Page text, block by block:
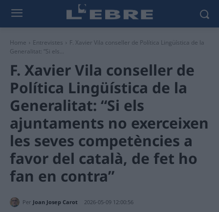
Home Entrevistes
F. Xavier Vila conseller de Política Lingüística de la
Generalitat: “Si els...
F. Xavier Vila conseller de
Política Lingüística de la
Generalitat: “Si els
ajuntaments no exerceixen
les seves competències a
favor del català, de fet ho
fan en contra”
Per Joan Josep Carot 2026-05-09 12:00:56